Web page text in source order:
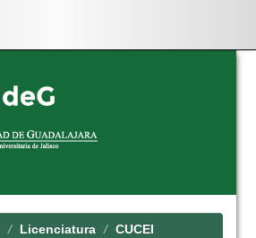
Licenciatura CUCEI